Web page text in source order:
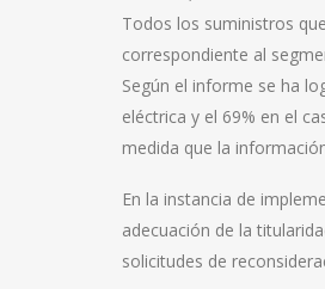
Todos los suministros
correspondiente al
Según el informe se ha
eléctrica y el 69% en el
medida que la
En la instancia de
adecuación de la
solicitudes de